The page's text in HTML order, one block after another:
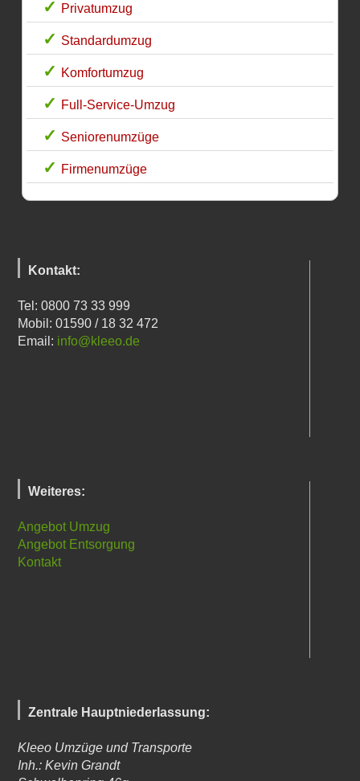
Privatumzug
Standardumzug
Komfortumzug
Full-Service-Umzug
Seniorenumzüge
Firmenumzüge
Kontakt:
Tel: 0800 73 33 999
Mobil: 01590 / 18 32 472
Email: info@kleeo.de
Weiteres:
Angebot Umzug
Angebot Entsorgung
Kontakt
Zentrale Hauptniederlassung:
Kleeo Umzüge und Transporte
Inh.: Kevin Grandt